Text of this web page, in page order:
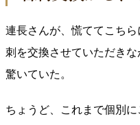
連長さんが、慌ててこち
刺を交換させていただきな
驚いていた。
ちょうど、これまで個別